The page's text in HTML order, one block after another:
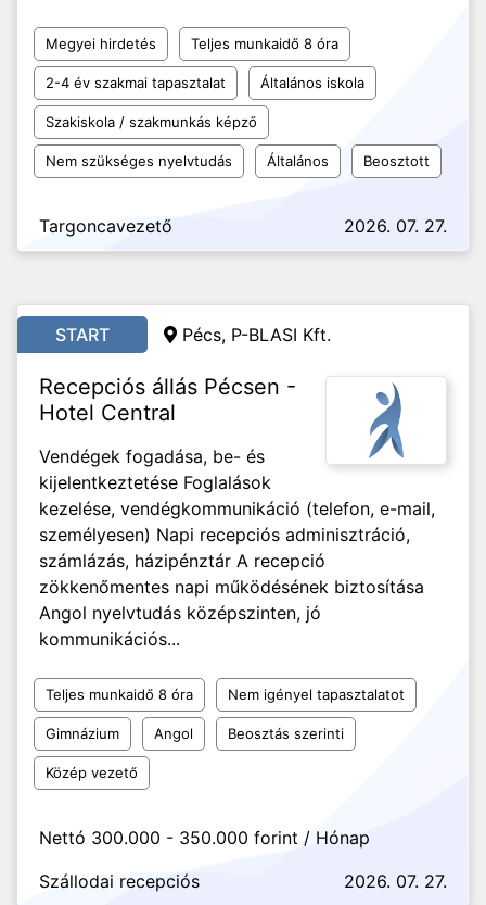
Megyei hirdetés Teljes munkaidő 8 óra
2-4 év szakmai tapasztalat Általános iskola
Szakiskola / szakmunkás képző
Nem szükséges nyelvtudás Általános Beosztott
Targoncavezető 2026. 07. 27.
START Pécs, P-BLASI Kft.
Recepciós állás Pécsen -
Hotel Central
Vendégek fogadása, be- és
kijelentkeztetése Foglalások
kezelése, vendégkommunikáció (telefon, e-mail,
személyesen) Napi recepciós adminisztráció,
számlázás, házipénztár A recepció
zökkenőmentes napi működésének biztosítása
Angol nyelvtudás középszinten, jó
kommunikációs...
Teljes munkaidő 8 óra Nem igényel tapasztalatot
Gimnázium Angol Beosztás szerinti
Közép vezető
Nettó 300.000 - 350.000 forint / Hónap
Szállodai recepciós
2026. 07. 27.